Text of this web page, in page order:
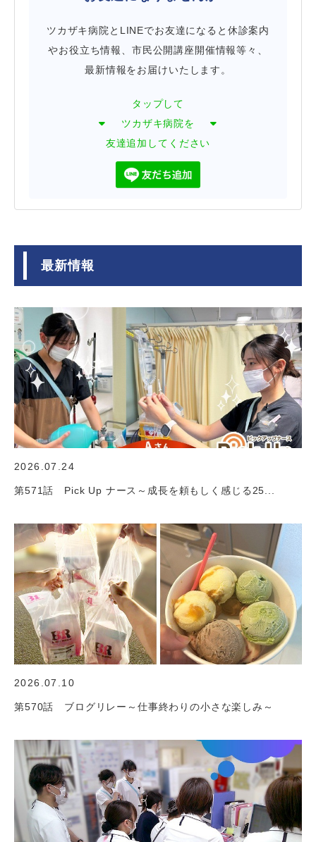
ツカザキ病院とLINEでお友達になると休診案内
やお役立ち情報、市民公開講座開催情報等々、
最新情報をお届けいたします。
タップして
ツカザキ病院を
友達追加してください
最新情報
2026.07.24
第571話 Pick Up ナース～成長を頼もしく感じる25...
2026.07.10
第570話 ブログリレー～仕事終わりの小さな楽しみ～